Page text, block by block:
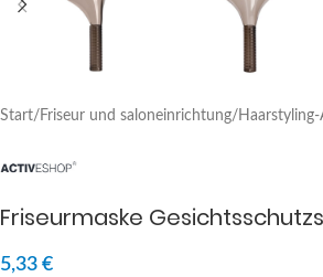
Start/ Friseur und saloneinrichtung/ Haarstyling-
Friseurmaske
5,33 €